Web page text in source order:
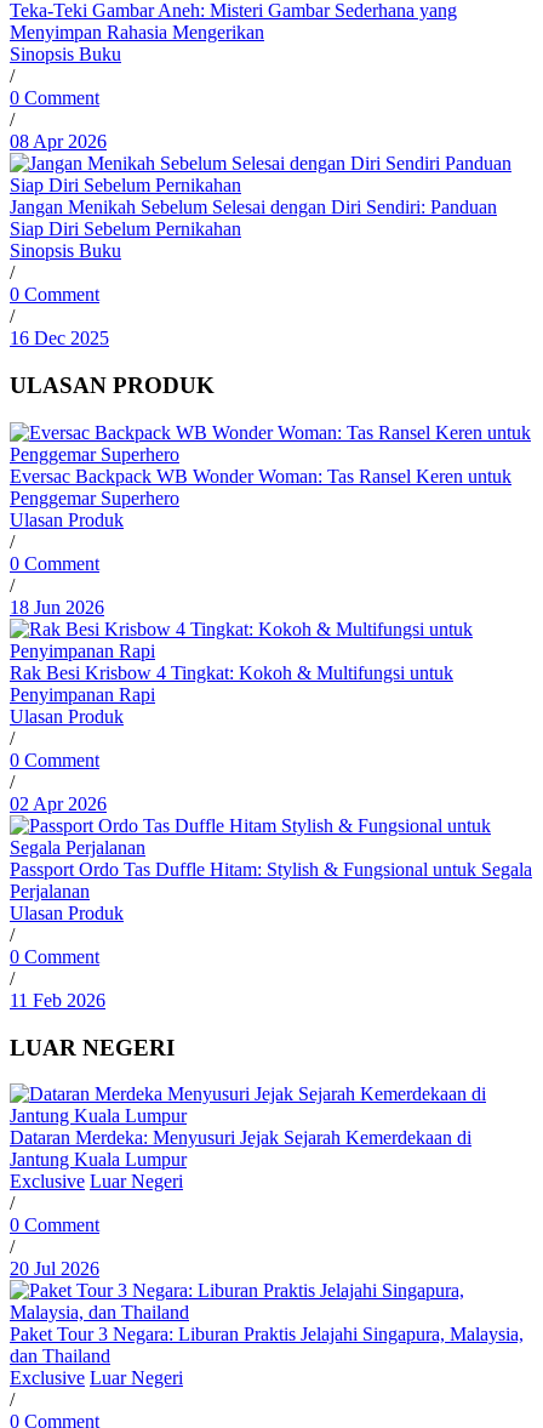
Teka-Teki Gambar Aneh: Misteri Gambar Sederhana yang
Menyimpan Rahasia Mengerikan
Sinopsis Buku
/
0 Comment
/
08 Apr 2026
Jangan Menikah Sebelum Selesai dengan Diri Sendiri: Panduan
Siap Diri Sebelum Pernikahan
Sinopsis Buku
/
0 Comment
/
16 Dec 2025
ULASAN PRODUK
Eversac Backpack WB Wonder Woman: Tas Ransel Keren untuk
Penggemar Superhero
Ulasan Produk
/
0 Comment
/
18 Jun 2026
Rak Besi Krisbow 4 Tingkat: Kokoh & Multifungsi untuk
Penyimpanan Rapi
Ulasan Produk
/
0 Comment
/
02 Apr 2026
Passport Ordo Tas Duffle Hitam: Stylish & Fungsional untuk Segala
Perjalanan
Ulasan Produk
/
0 Comment
/
11 Feb 2026
LUAR NEGERI
Dataran Merdeka: Menyusuri Jejak Sejarah Kemerdekaan di
Jantung Kuala Lumpur
Exclusive Luar Negeri
/
0 Comment
/
20 Jul 2026
Paket Tour 3 Negara: Liburan Praktis Jelajahi Singapura, Malaysia,
dan Thailand
Exclusive Luar Negeri
/
0 Comment